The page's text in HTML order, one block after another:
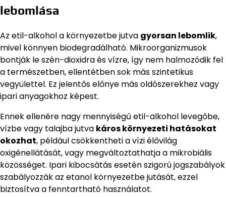
lebomlása
Az etil-alkohol a környezetbe jutva gyorsan lebomlik,
mivel könnyen biodegradálható. Mikroorganizmusok
bontják le szén-dioxidra és vízre, így nem halmozódik fel
a természetben, ellentétben sok más szintetikus
vegyülettel. Ez jelentős előnye más oldószerekhez vagy
ipari anyagokhoz képest.
Ennek ellenére nagy mennyiségű etil-alkohol levegőbe,
vízbe vagy talajba jutva káros környezeti hatásokat
okozhat, például csökkentheti a vízi élővilág
oxigénellátását, vagy megváltoztathatja a mikrobiális
közösséget. Ipari kibocsátás esetén szigorú jogszabályok
szabályozzák az etanol környezetbe jutását, ezzel
biztosítva a fenntartható használatot.